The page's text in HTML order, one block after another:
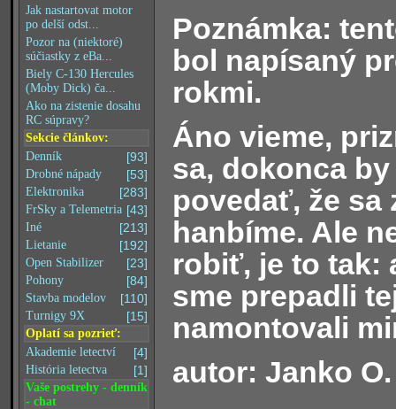
Jak nastartovat motor
po delší odst...
Pozor na (niektoré)
súčiastky z eBa...
Biely C-130 Hercules
(Moby Dick) ča...
Ako na zistenie dosahu
RC súpravy?
Sekcie článkov:
[93]
Denník
[53]
Drobné nápady
[283]
Elektronika
[43]
FrSky a Telemetria
[213]
Iné
[192]
Lietanie
[23]
Open Stabilizer
[84]
Pohony
[110]
Stavba modelov
[15]
Turnigy 9X
Oplatí sa pozrieť:
[4]
Akademie letectví
[1]
História letectva
Vaše postrehy - denník
- chat
Poznámka:
bol napísaný
rokmi.
Áno vieme,
sa, dokonca
povedať, že sa
hanbíme. Ale
robiť, je to tak:
sme prepadli
namontovali
autor: Janko O.